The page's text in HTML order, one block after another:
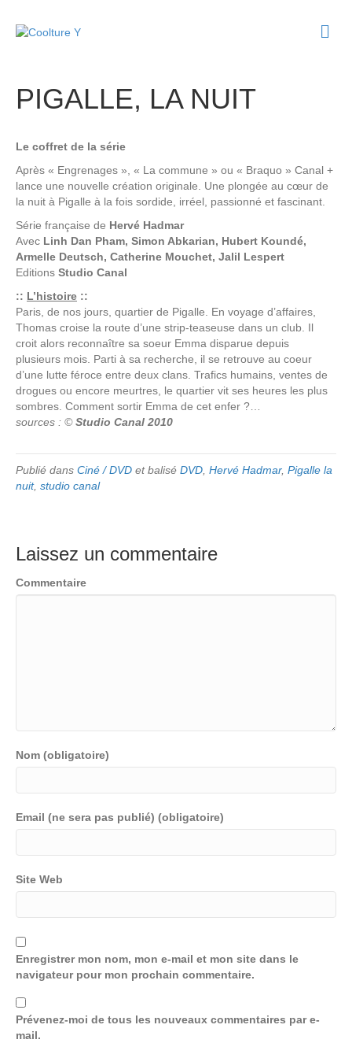
PIGALLE, LA NUIT
Le coffret de la série
Après « Engrenages », « La commune » ou « Braquo » Canal +
lance une nouvelle création originale. Une plongée au cœur de
la nuit à Pigalle à la fois sordide, irréel, passionné et fascinant.
Série française de Hervé Hadmar
Avec Linh Dan Pham, Simon Abkarian, Hubert Koundé,
Armelle Deutsch, Catherine Mouchet, Jalil Lespert
Editions Studio Canal
:: L’histoire ::
Paris, de nos jours, quartier de Pigalle. En voyage d’affaires,
Thomas croise la route d’une strip-teaseuse dans un club. Il
croit alors reconnaître sa soeur Emma disparue depuis
plusieurs mois. Parti à sa recherche, il se retrouve au coeur
d’une lutte féroce entre deux clans. Trafics humains, ventes de
drogues ou encore meurtres, le quartier vit ses heures les plus
sombres. Comment sortir Emma de cet enfer ?…
sources : ©Studio Canal 2010
Publié dans Ciné / DVD et balisé DVD, Hervé Hadmar, Pigalle la
nuit, studio canal
Laissez un commentaire
Commentaire
Nom (obligatoire)
Email (ne sera pas publié) (obligatoire)
Site Web
Enregistrer mon nom, mon e-mail et mon site dans le
navigateur pour mon prochain commentaire.
Prévenez-moi de tous les nouveaux commentaires par e-
mail.